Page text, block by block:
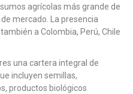
agrícolas más grande de
mercado. La presencia
a Colombia, Perú, Chile
una cartera integral de
incluyen semillas,
productos biológicos